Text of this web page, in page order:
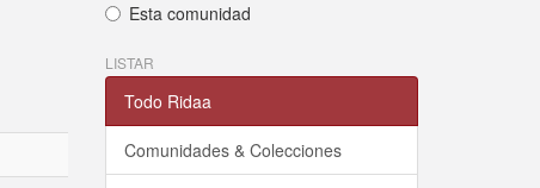
Esta comunidad
LISTAR
Todo Ridaa
Comunidades & Colecciones